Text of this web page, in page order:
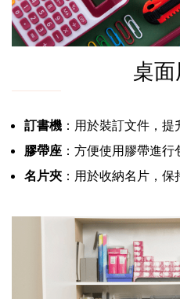
桌面
訂書機 ：用於裝訂文件，提
膠帶座 ：方便使用膠帶進行
名片夾 ：用於收納名片，保